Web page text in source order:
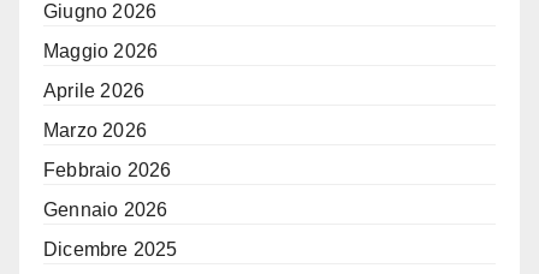
Giugno 2026
Maggio 2026
Aprile 2026
Marzo 2026
Febbraio 2026
Gennaio 2026
Dicembre 2025